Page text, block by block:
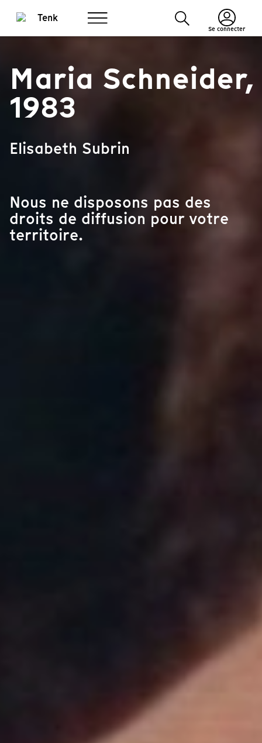
Se connecter
Maria Schneider,
1983
Elisabeth Subrin
Nous ne disposons pas des
droits de diffusion pour votre
territoire.